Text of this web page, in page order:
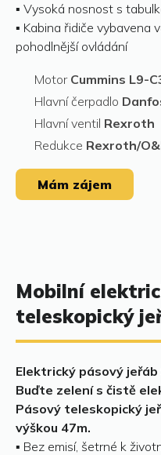
▪ Vysoká nosnost s
▪ Kabina řidiče vybavena
pohodlnější ovládání
Motor Cummins L9-
Hlavní čerpadlo
Hlavní ventil Rexroth
Redukce Rexroth/
Mám zájem
Mobilní
teleskopický
Elektrický pásový jeřáb
Buďte zelení s čistě
Pásový teleskopický
výškou 47m.
▪ Bez emisí, šetrné k